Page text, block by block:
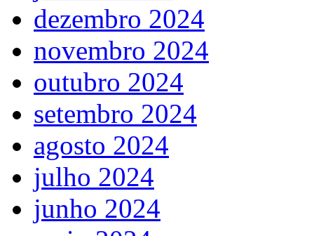
dezembro 2024
novembro 2024
outubro 2024
setembro 2024
agosto 2024
julho 2024
junho 2024